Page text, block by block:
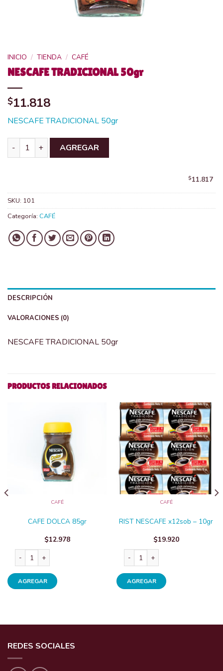
INICIO / TIENDA / CAFÉ
NESCAFE TRADICIONAL 50gr
$11.818
NESCAFE TRADICIONAL 50gr
NESCAFE TRADICIONAL 50gr cantidad
AGREGAR
$11.817
SKU: 101
Categoría: CAFÉ
DESCRIPCIÓN
VALORACIONES (0)
NESCAFE TRADICIONAL 50gr
PRODUCTOS RELACIONADOS
CAFÉ
CAFE DOLCA 85gr
$12.978
AGREGAR
CAFÉ
RIST NESCAFE x12sob – 10gr
$19.920
AGREGAR
REDES SOCIALES